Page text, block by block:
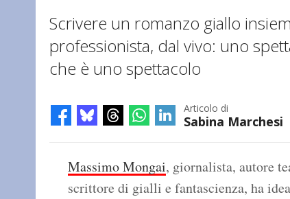
Scrivere un romanzo giallo
professionista, dal vivo: uno
che è uno spettacolo
Articolo di
Sabina Marchesi
Massimo Mongai, giornalista, autore
scrittore di gialli e fantascienza, ha